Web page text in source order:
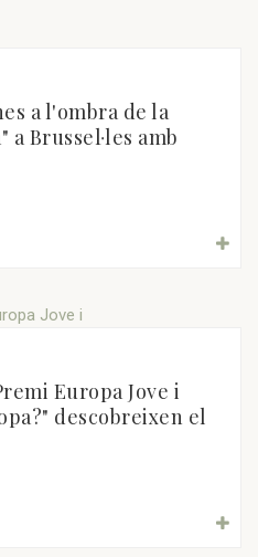
a l'ombra de la
Brussel·les amb
Europa Jove i
descobreixen el